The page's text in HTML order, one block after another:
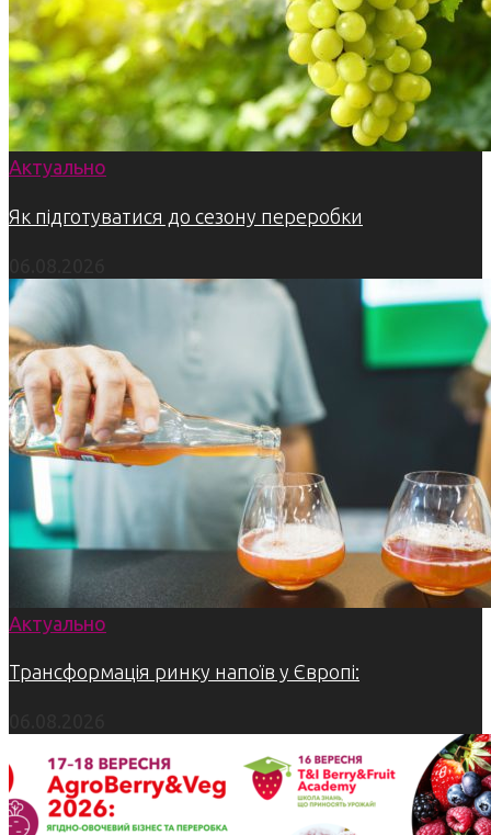
Актуально
Як підготуватися до сезону переробки
Актуально
Трансформація ринку напоїв у Європі: